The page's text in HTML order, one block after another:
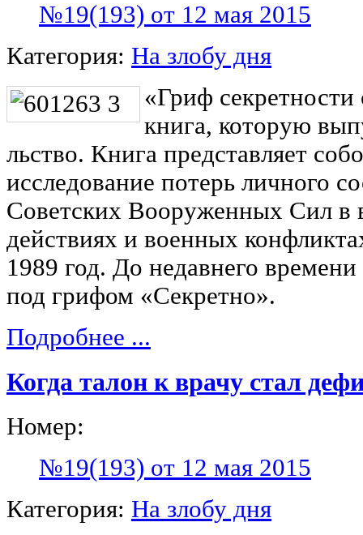
№19(193) от 12 мая 2015
Категория: На злобу дня
«Гриф секретности
книга, кото­рую
льство. Книга представляет
исследование по­терь личного
Советских Вооруженных Сил в
действиях и военных
1989 год. До недав­него
под грифом «Секретно».
Подробнее ...
Когда талон к врачу стал
Номер:
№19(193) от 12 мая 2015
Категория: На злобу дня